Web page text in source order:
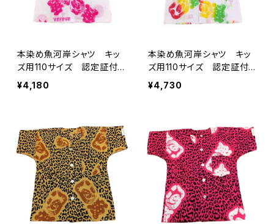
本染め魚河岸シャツ キッ
ズ用110サイズ 認定証付
き 木綿晒 籠目紋＆獅子
柄 白×ピンク 子供用
てシャツ てぬぐいシャツ
濱いちシャツ 焼津 浜通
り 港町
¥4,180
本染め魚河岸シャツ キッ
ズ用110サイズ 認定証付
き 木綿晒 籠目紋＆獅子
柄 白×ラスタグラデーショ
職人の仕立てシャツ てぬ
ぐいシャツ 濱いちシャツ
焼津 浜通り 港町
¥4,730